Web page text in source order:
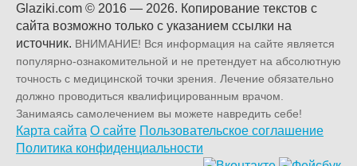
Glaziki.com © 2016 — 2026. Копирование текстов с
сайта возможно только с указанием ссылки на
источник. ВНИМАНИЕ! Вся информация на сайте является
популярно-ознакомительной и не претендует на абсолютную
точность с медицинской точки зрения. Лечение обязательно
должно проводиться квалифицированным врачом.
Занимаясь самолечением вы можете навредить себе!
Карта сайта О сайте Пользовательское соглашение
Политика конфиденциальности